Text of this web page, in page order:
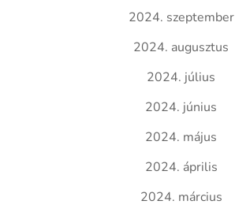
2024. szeptember
2024. augusztus
2024. július
2024. június
2024. május
2024. április
2024. március